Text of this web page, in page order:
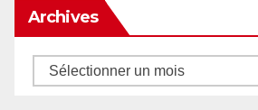
Archives
Archives